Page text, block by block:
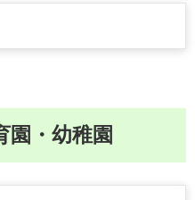
園・幼稚園